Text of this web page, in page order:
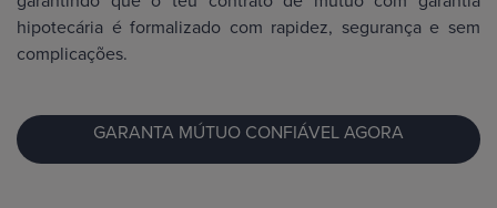
hipotecária é formalizado com rapidez, segurança e sem
complicações.
GARANTA MÚTUO CONFIÁVEL AGORA